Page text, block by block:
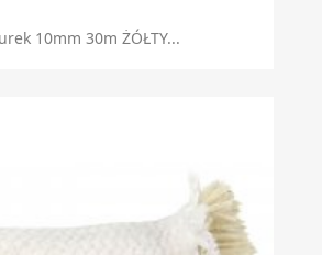
10mm 30m ŻÓŁTY...